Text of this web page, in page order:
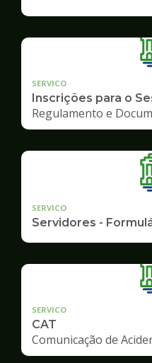
SERVICO
Inscrições para o
Regulamento e
SERVICO
Servidores -
SERVICO
CAT
Comunicação de